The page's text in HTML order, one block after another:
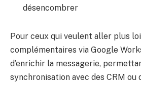
désencombrer
Pour ceux qui veulent aller plus
complémentaires via Google
d’enrichir la messagerie,
synchronisation avec des CRM ou